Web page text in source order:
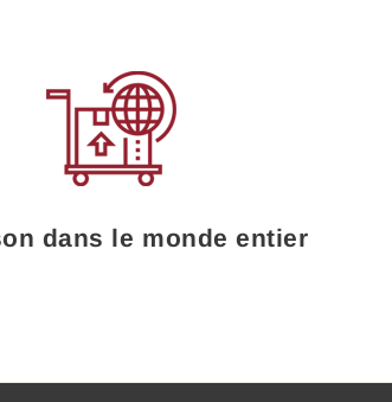
dans le monde entier